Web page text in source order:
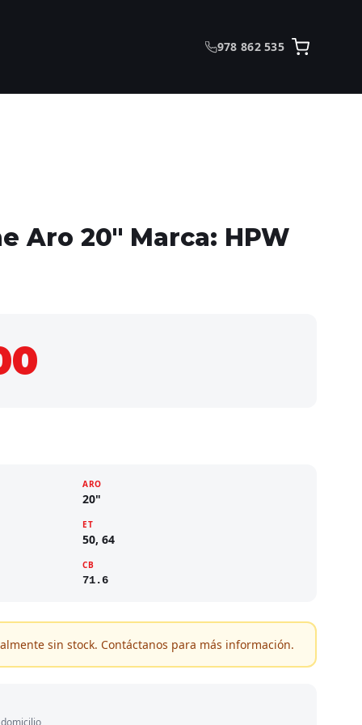
978 862 535
Aro 20″ Marca: HPW
ARO
20"
ET
50, 64
CB
71.6
sin stock. Contáctanos para más información.